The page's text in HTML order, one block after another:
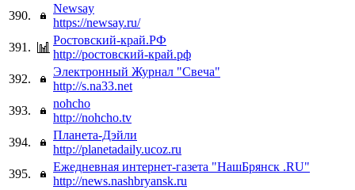
390.
Newsay
https://newsay.ru/
391.
Ростовский-край.РФ
http://ростовский-край.рф
392.
Электронный Журнал "Свеча"
http://s.na33.net
393.
nohcho
http://nohcho.tv
394.
Планета-Дэйли
http://planetadaily.ucoz.ru
395.
Ежедневная интернет-газета "НашБрянск .RU"
http://news.nashbryansk.ru